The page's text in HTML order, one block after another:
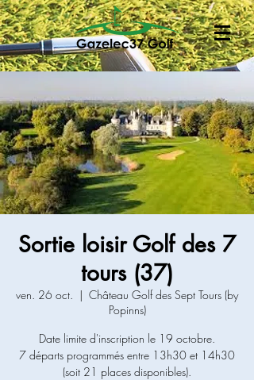
Sortie loisir Golf des 7
tours (37)
ven. 26 oct.
  |
Château Golf des Sept Tours (by
Popinns)
Date limite d'inscription le 19 octobre.
7 départs programmés entre 13h30 et 14h30
(soit 21 places disponibles).